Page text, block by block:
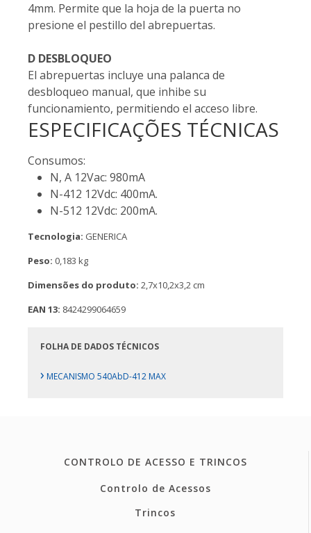
4mm. Permite que la hoja de la puerta no
presione el pestillo del abrepuertas.
D DESBLOQUEO
El abrepuertas incluye una palanca de
desbloqueo manual, que inhibe su
funcionamiento, permitiendo el acceso libre.
ESPECIFICAÇÕES TÉCNICAS
Consumos:
N, A 12Vac: 980mA
N-412 12Vdc: 400mA.
N-512 12Vdc: 200mA.
Tecnologia: GENERICA
Peso: 0,183 kg
Dimensões do produto: 2,7x10,2x3,2 cm
EAN 13: 8424299064659
FOLHA DE DADOS TÉCNICOS
› MECANISMO 540AbD-412 MAX
CONTROLO DE ACESSO E TRINCOS
Controlo de Acessos
Trincos